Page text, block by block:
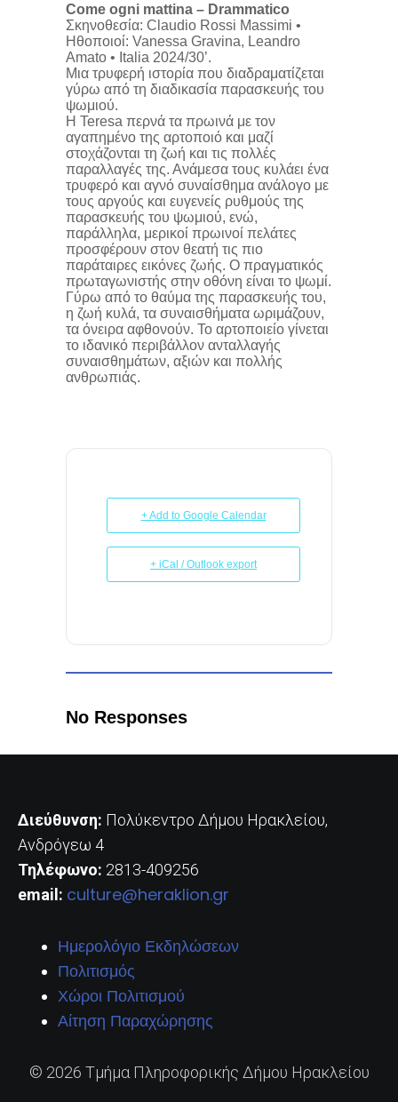
Come ogni mattina – Drammatico
Σκηνοθεσία: Claudio Rossi Massimi •
Ηθοποιοί: Vanessa Gravina, Leandro
Amato • Italia 2024/30’.
Μια τρυφερή ιστορία που διαδραματίζεται
γύρω από τη διαδικασία παρασκευής του
ψωμιού.
Η Teresa περνά τα πρωινά με τον
αγαπημένο της αρτοποιό και μαζί
στοχάζονται τη ζωή και τις πολλές
παραλλαγές της. Ανάμεσα τους κυλάει ένα
τρυφερό και αγνό συναίσθημα ανάλογο με
τους αργούς και ευγενείς ρυθμούς της
παρασκευής του ψωμιού, ενώ,
παράλληλα, μερικοί πρωινοί πελάτες
προσφέρουν στον θεατή τις πιο
παράταιρες εικόνες ζωής. Ο πραγματικός
πρωταγωνιστής στην οθόνη είναι το ψωμί.
Γύρω από το θαύμα της παρασκευής του,
η ζωή κυλά, τα συναισθήματα ωριμάζουν,
τα όνειρα αφθονούν. Το αρτοποιείο γίνεται
το ιδανικό περιβάλλον ανταλλαγής
συναισθημάτων, αξιών και πολλής
ανθρωπιάς.
+ Add to Google Calendar
+ iCal / Outlook export
No Responses
Διεύθυνση: Πολύκεντρο Δήμου Ηρακλείου,
Ανδρόγεω 4
Τηλέφωνο: 2813-409256
email: culture@heraklion.gr
Ημερολόγιο Εκδηλώσεων
Πολιτισμός
Χώροι Πολιτισμού
Αίτηση Παραχώρησης
© 2026 Τμήμα Πληροφορικής Δήμου Ηρακλείου